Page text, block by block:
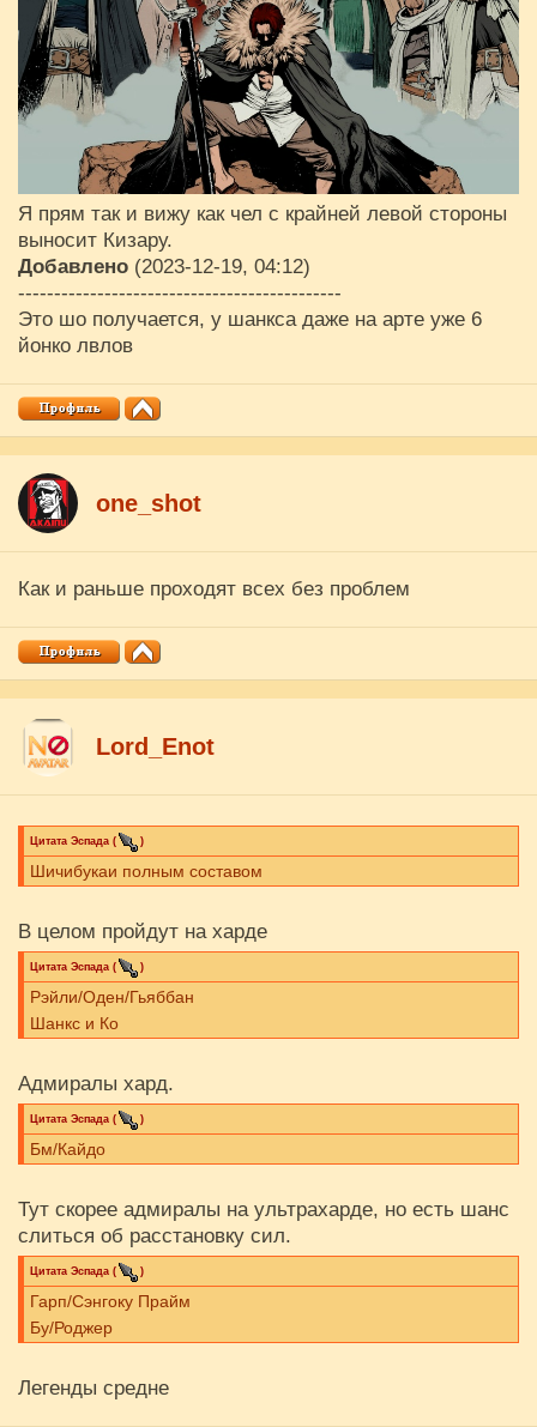
Я прям так и вижу как чел с крайней левой стороны
выносит Кизару.
Добавлено (2023-12-19, 04:12)
---------------------------------------------
Это шо получается, у шанкса даже на арте уже 6
йонко лвлов
one_shot
Как и раньше проходят всех без проблем
Lord_Enot
Цитата Эспада ( )
Шичибукаи полным составом
В целом пройдут на харде
Цитата Эспада ( )
Рэйли/Оден/Гьяббан
Шанкс и Ко
Адмиралы хард.
Цитата Эспада ( )
Бм/Кайдо
Тут скорее адмиралы на ультрахарде, но есть шанс
слиться об расстановку сил.
Цитата Эспада ( )
Гарп/Сэнгоку Прайм
Бу/Роджер
Легенды средне